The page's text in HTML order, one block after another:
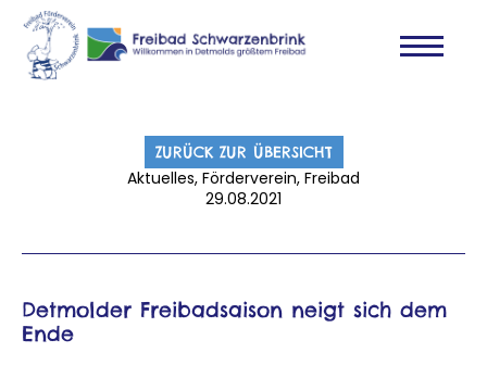
ZURÜCK ZUR ÜBERSICHT
Aktuelles, Förderverein, Freibad
29.08.2021
Detmolder Freibadsaison neigt sich dem
Ende